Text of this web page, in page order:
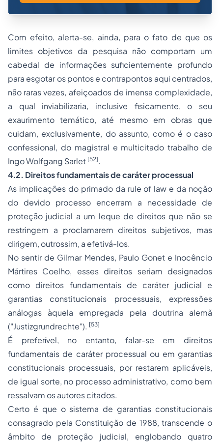
Com efeito, alerta-se, ainda, para o fato de que os
limites objetivos da pesquisa não comportam um
cabedal de informações suficientemente profundo
para esgotar os pontos e contrapontos aqui centrados,
não raras vezes, afeiçoados de imensa complexidade,
a qual inviabilizaria, inclusive fisicamente, o seu
exaurimento temático, até mesmo em obras que
cuidam, exclusivamente, do assunto, como é o caso
confessional, do magistral e multicitado trabalho de
Ingo Wolfgang Sarlet [52].
4.2. Direitos fundamentais de caráter processual
As implicações do primado da rule of law e da noção
do devido processo encerram a necessidade de
proteção judicial a um leque de direitos que não se
restringem a proclamarem direitos subjetivos, mas
dirigem, outrossim, a efetivá-los.
No sentir de Gilmar Mendes, Paulo Gonet e Inocêncio
Mártires Coelho, esses direitos seriam designados
como direitos fundamentais de caráter judicial e
garantias constitucionais processuais, expressões
análogas àquela empregada pela doutrina alemã
("Justizgrundrechte"). [53]
É preferível, no entanto, falar-se em direitos
fundamentais de caráter processual ou em garantias
constitucionais processuais, por restarem aplicáveis,
de igual sorte, no processo administrativo, como bem
ressalvam os autores citados.
Certo é que o sistema de garantias constitucionais
consagrado pela Constituição de 1988, transcende o
âmbito de proteção judicial, englobando quatro